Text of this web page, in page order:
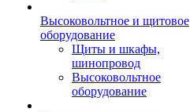
Высоковольтное и щитовое
оборудование
Щиты и шкафы,
шинопровод
Высоковольтное
оборудование